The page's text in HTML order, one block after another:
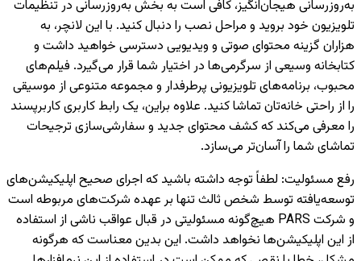
به‌روزرسانی هیجان‌انگیز، کافی است به بخش به‌روزرسانی در تنظیمات
تلویزیون خود بروید و مراحل نصب را دنبال کنید. با این لانچر، به
هزاران گزینه محتوای صوتی و ویدیویی دسترسی خواهید داشت و
کتابخانه وسیعی از سرگرمی‌ها در اختیار شما قرار می‌گیرد. فیلم‌های
محبوب، برنامه‌های تلویزیونی پرطرفدار و مجموعه متنوعی از موسیقی
را از راحتی خانه‌تان تماشا کنید. علاوه براین، یک رابط کاربری کاربرپسند
را معرفی می‌کند که کشف محتوای جدید و سفارشی‌سازی ترجیحات
تماشای شما را آسان‌تر می‌سازد.
رفع مسئولیت: لطفاً توجه داشته باشید که اجرای صحیح اپلیکیشن‌های
توسعه‌یافته توسط شخص ثالث تنها بر عهده شرکت‌های مربوطه است
و شرکت PARS هیچ‌گونه مسئولیتی در قبال عواقب ناشی از استفاده
از این اپلیکیشن‌ها نخواهد داشت. این بدین معناست که هرگونه